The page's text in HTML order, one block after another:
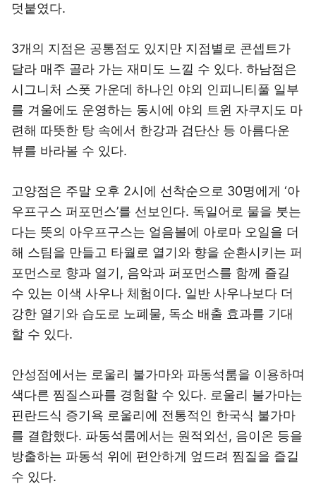
덧붙였다.
3개의 지점은 공통점도 있지만 지점별로 콘셉트가
달라 매주 골라 가는 재미도 느낄 수 있다. 하남점은
시그니처 스폿 가운데 하나인 야외 인피니티풀 일부
를 겨울에도 운영하는 동시에 야외 트윈 자쿠지도 마
련해 따뜻한 탕 속에서 한강과 검단산 등 아름다운
뷰를 바라볼 수 있다.
고양점은 주말 오후 2시에 선착순으로 30명에게 ‘아
우프구스 퍼포먼스’를 선보인다. 독일어로 물을 붓는
다는 뜻의 아우프구스는 얼음볼에 아로마 오일을 더
해 스팀을 만들고 타월로 열기와 향을 순환시키는 퍼
포먼스로 향과 열기, 음악과 퍼포먼스를 함께 즐길
수 있는 이색 사우나 체험이다. 일반 사우나보다 더
강한 열기와 습도로 노폐물, 독소 배출 효과를 기대
할 수 있다.
안성점에서는 로울리 불가마와 파동석룸을 이용하며
색다른 찜질스파를 경험할 수 있다. 로울리 불가마는
핀란드식 증기욕 로울리에 전통적인 한국식 불가마
를 결합했다. 파동석룸에서는 원적외선, 음이온 등을
방출하는 파동석 위에 편안하게 엎드려 찜질을 즐길
수 있다.